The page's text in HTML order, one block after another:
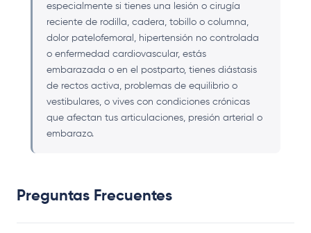
especialmente si tienes una lesión o cirugía
reciente de rodilla, cadera, tobillo o columna,
dolor patelofemoral, hipertensión no controlada
o enfermedad cardiovascular, estás
embarazada o en el postparto, tienes diástasis
de rectos activa, problemas de equilibrio o
vestibulares, o vives con condiciones crónicas
que afectan tus articulaciones, presión arterial o
embarazo.
Preguntas Frecuentes